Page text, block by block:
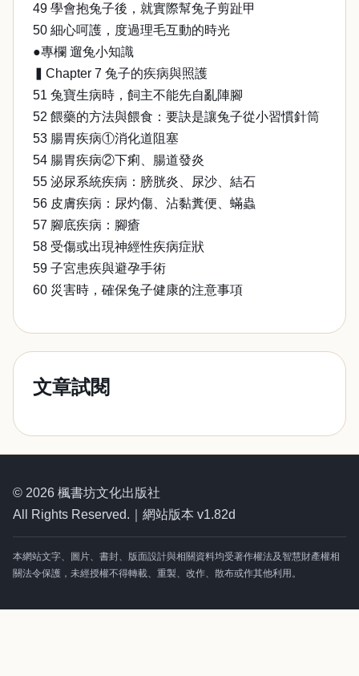
49 學會抱兔子後，就實際幫兔子剪趾甲
50 細心呵護，度過理毛互動的時光
●專欄 遛兔小知識
▍Chapter 7 兔子的疾病與照護
51 兔寶生病時，飼主不能先自亂陣腳
52 餵藥的方法與餵食：要訣是讓兔子從小習慣針筒
53 腸胃疾病①消化道阻塞
54 腸胃疾病②下痢、腸道發炎
55 泌尿系統疾病：膀胱炎、尿沙、結石
56 皮膚疾病：尿灼傷、沾黏糞便、蟎蟲
57 腳底疾病：腳瘡
58 受傷或出現神經性疾病症狀
59 子宮患疾與避孕手術
60 災害時，確保兔子健康的注意事項
文章試閱
© 2026 楓書坊文化出版社
All Rights Reserved.｜網站版本 v1.82d
本網站文字、圖片、書封、版面設計與相關資料均受著作權法及智慧財產權相
關法令保護，未經授權不得轉載、重製、改作、散布或作其他利用。